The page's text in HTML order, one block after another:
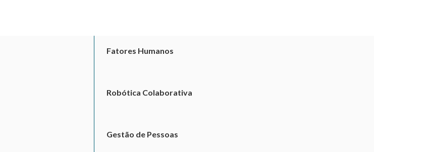
Fatores Humanos
Robótica Colaborativa
Gestão de Pessoas